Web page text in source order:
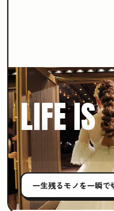
LIFE IS
一生残るモノを一瞬で